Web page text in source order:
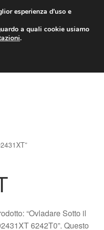
da 7 EUR
/800 580 290
“Ovladare Sotto il
6242T0”. Questo
esperienza d'uso e
a quali cookie usiamo
.